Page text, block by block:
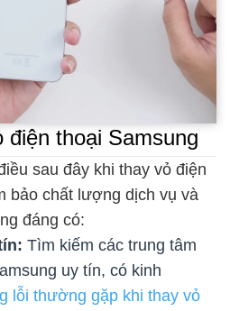
thoại Samsung
sau đây khi thay vỏ điện
bảo chất lượng dịch vụ và
đáng có:
Tìm kiếm các trung tâm
uy tín, có kinh
lỗi thường gặp khi thay vỏ